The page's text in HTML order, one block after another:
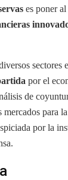
es poner
sectores
por el
de
para
por la